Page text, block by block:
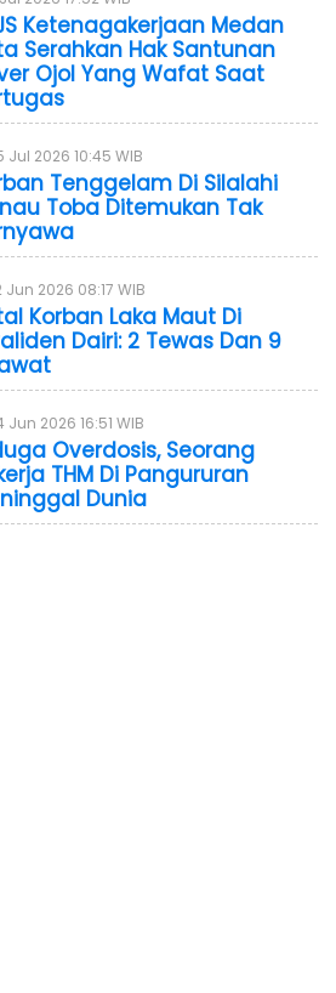
Ketenagakerjaan Medan
Serahkan Hak Santunan
Ojol Yang Wafat Saat
Jul 2026 10:45 WIB
Tenggelam Di Silalahi
Toba Ditemukan Tak
2026 08:17 WIB
Korban Laka Maut Di
Dairi: 2 Tewas Dan 9
2026 16:51 WIB
Overdosis, Seorang
THM Di Pangururan
Dunia